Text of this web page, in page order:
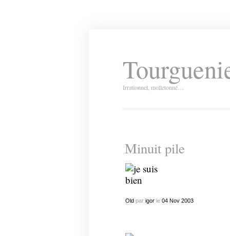
Irrationnel, molletonné…
Minuit pile
Oldpar igorle 04 Nov 2003